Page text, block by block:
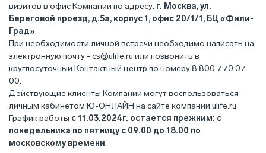
визитов в офис Компании по адресу: г. Москва, ул.
Береговой проезд, д.5а, корпус 1, офис 20/1/1, БЦ «Фили-
Град».
При необходимости личной встречи необходимо написать на
электронную почту - cs@ulife.ru или позвонить в
круглосуточный Контактный центр по номеру 8 800 770 07
00.
Действующие клиенты Компании могут воспользоваться
личным кабинетом Ю-ОНЛАЙН на сайте компании ulife.ru.
График работы с 11.03.2024г. остается прежним: с
понедельника по пятницу с 09.00 до 18.00 по
московскому времени.